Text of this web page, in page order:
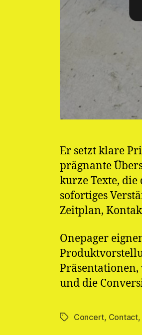
Er setzt klare
prägnante
kurze Texte,
sofortiges
Zeitplan,
Onepager
und die
Schlagwörter
Concert, Contact,